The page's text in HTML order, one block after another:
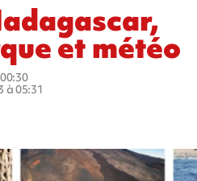
et météo
à 05:31